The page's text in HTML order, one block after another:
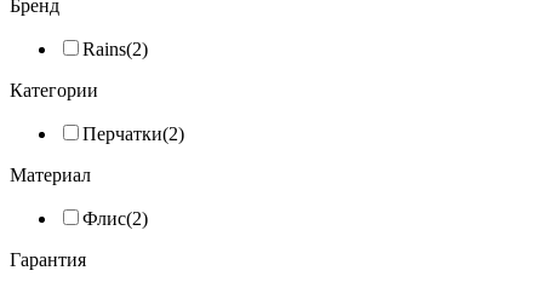
Бренд
Rains(2)
Категории
Перчатки(2)
Материал
Флис(2)
Гарантия